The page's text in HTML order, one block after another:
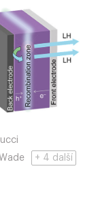
+ 4 další